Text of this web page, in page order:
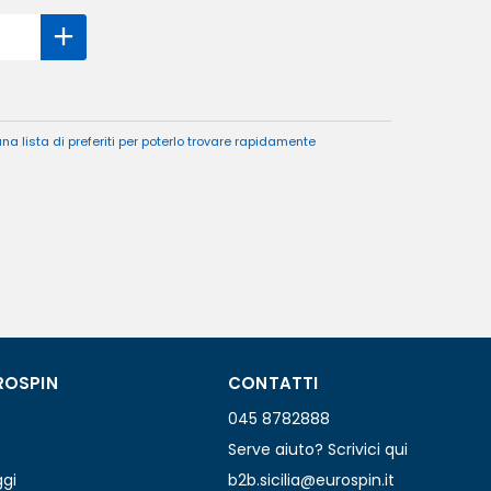
lista di preferiti per poterlo trovare rapidamente
CONTATTI
045 8782888
Serve aiuto? Scrivici qui
b2b.sicilia@eurospin.it